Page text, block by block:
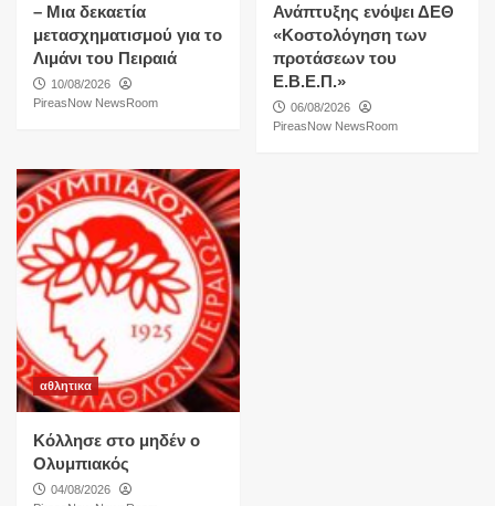
– Μια δεκαετία
μετασχηματισμού για το
Λιμάνι του Πειραιά
10/08/2026
PireasNow NewsRoom
Ανάπτυξης ενόψει ΔΕΘ
«Κοστολόγηση των
προτάσεων του
Ε.Β.Ε.Π.»
06/08/2026
PireasNow NewsRoom
αθλητικα
Κόλλησε στο μηδέν ο
Ολυμπιακός
04/08/2026